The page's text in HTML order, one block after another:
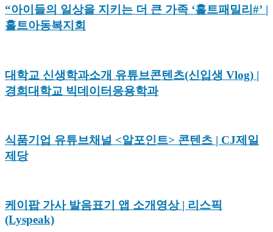
“아이들의 일상을 지키는 더 큰 가족 ‘홀트패밀리#’ |
홀트아동복지회
대학교 신생학과소개 유튜브콘텐츠(신입생 Vlog) |
경희대학교 빅데이터응용학과
식품기업 유튜브채널 <알포인트> 콘텐츠 | CJ제일
제당
케이팝 가사 발음표기 앱 소개영상 | 리스픽
(Lyspeak)